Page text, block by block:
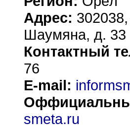
Адрес:
Шаумяна, д. 33
Контактный
76
E-mail:
smeta.ru